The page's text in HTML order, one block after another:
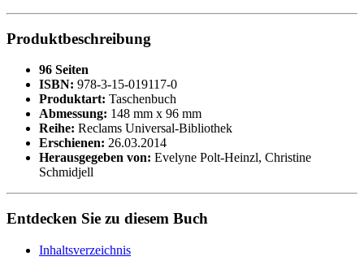
Produktbeschreibung
96 Seiten
ISBN: 978-3-15-019117-0
Produktart: Taschenbuch
Abmessung: 148 mm x 96 mm
Reihe: Reclams Universal-Bibliothek
Erschienen: 26.03.2014
Herausgegeben von: Evelyne Polt-Heinzl, Christine
Schmidjell
Entdecken Sie zu diesem Buch
Inhaltsverzeichnis